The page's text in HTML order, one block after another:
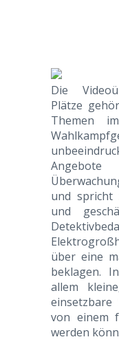
Die
Plätze
Themen
und spricht
und
über eine
beklagen.
allem
einsetzbare
von einem
werden